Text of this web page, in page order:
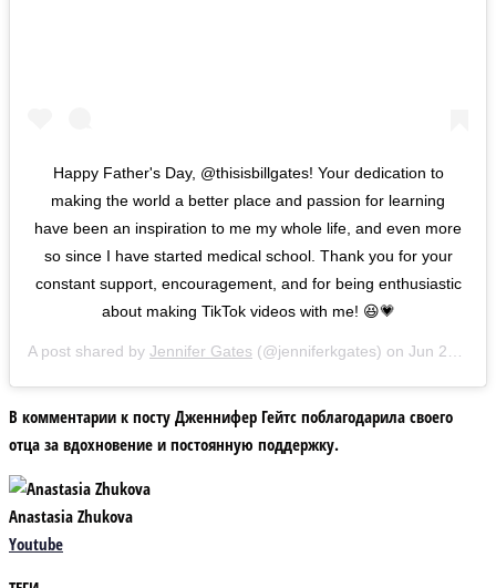
Happy Father's Day, @thisisbillgates! Your dedication to
making the world a better place and passion for learning
have been an inspiration to me my whole life, and even more
so since I have started medical school. Thank you for your
constant support, encouragement, and for being enthusiastic
about making TikTok videos with me! 😆💗
A post shared by Jennifer Gates (@jenniferkgates) on Jun 21, 2020 at 10:04am PDT
В комментарии к посту Дженнифер Гейтс поблагодарила своего
отца за вдохновение и постоянную поддержку.
Anastasia Zhukova
Youtube